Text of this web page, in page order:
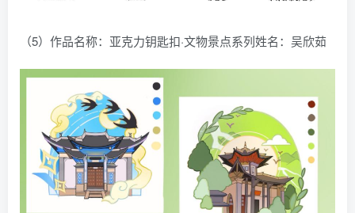
（5）作品名称：亚克力钥匙扣·文物景点系列姓名：吴欣茹